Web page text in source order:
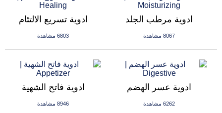
ادوية تسريع الالتئام
6803 مشاهدة
ادوية مرطب الجلد
8067 مشاهدة
ادوية فاتح الشهية
8946 مشاهدة
ادوية عسر الهضم
6262 مشاهدة